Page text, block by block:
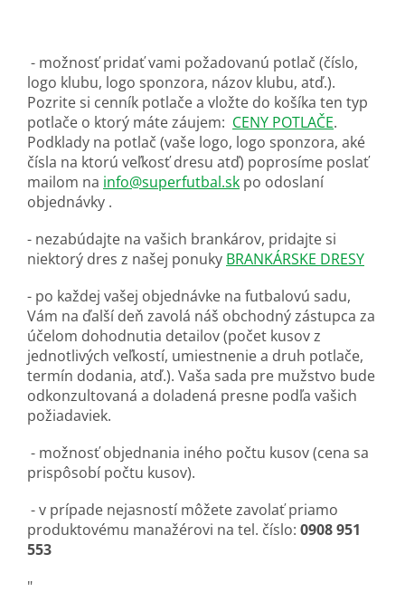
- možnosť pridať vami požadovanú potlač (číslo,
logo klubu, logo sponzora, názov klubu, atď.).
Pozrite si cenník potlače a vložte do košíka ten typ
potlače o ktorý máte záujem: CENY POTLAČE.
Podklady na potlač (vaše logo, logo sponzora, aké
čísla na ktorú veľkosť dresu atď) poprosíme poslať
mailom na info@superfutbal.sk po odoslaní
objednávky .
- nezabúdajte na vašich brankárov, pridajte si
niektorý dres z našej ponuky BRANKÁRSKE DRESY
- po každej vašej objednávke na futbalovú sadu,
Vám na ďalší deň zavolá náš obchodný zástupca za
účelom dohodnutia detailov (počet kusov z
jednotlivých veľkostí, umiestnenie a druh potlače,
termín dodania, atď.). Vaša sada pre mužstvo bude
odkonzultovaná a doladená presne podľa vašich
požiadaviek.
- možnosť objednania iného počtu kusov (cena sa
prispôsobí počtu kusov).
- v prípade nejasností môžete zavolať priamo
produktovému manažérovi na tel. číslo: 0908 951
553
"